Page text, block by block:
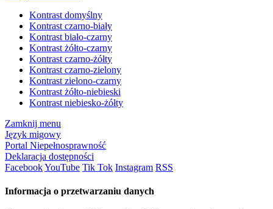
Kontrast domyślny
Kontrast czarno-biały
Kontrast biało-czarny
Kontrast żółto-czarny
Kontrast czarno-żółty
Kontrast czarno-zielony
Kontrast zielono-czarny
Kontrast żółto-niebieski
Kontrast niebiesko-żółty
Zamknij menu
Język migowy
Portal Niepełnosprawność
Deklaracja dostępności
FacebookYouTube Tik Tok Instagram RSS
Informacja o przetwarzaniu danych